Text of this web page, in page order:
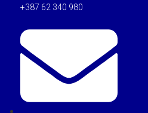
+387 62 340 980